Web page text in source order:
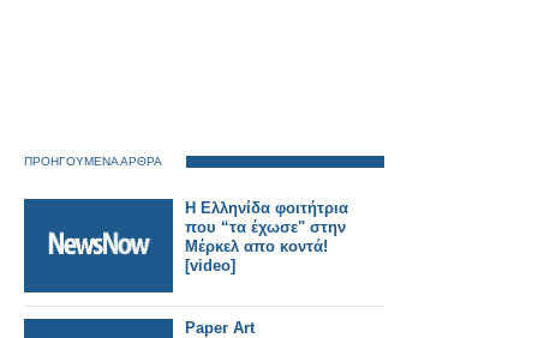
ΠΡΟΗΓΟΥΜΕΝΑ ΑΡΘΡΑ
Η Ελληνίδα φοιτήτρια
που “τα έχωσε" στην
Μέρκελ απο κοντά!
[video]
Paper Art